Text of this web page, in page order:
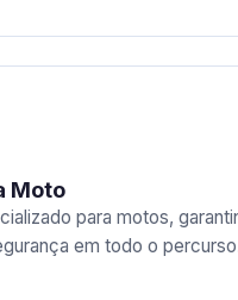
Moto
para motos,
em todo o